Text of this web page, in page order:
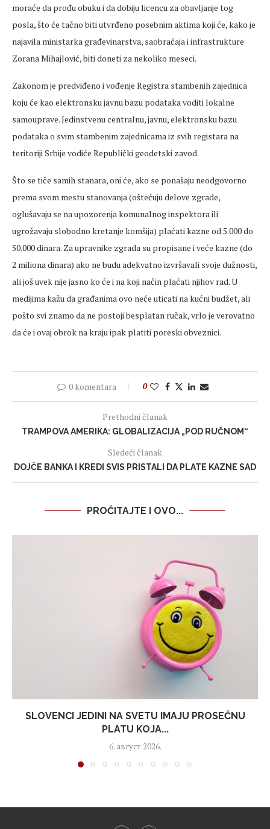
moraće da prođu obuku i da dobiju licencu za obavljanje tog
posla, što će tačno biti utvrđeno posebnim aktima koji će, kako je
najavila ministarka građevinarstva, saobraćaja i infrastrukture
Zorana Mihajlović, biti doneti za nekoliko meseci.
Zakonom je predviđeno i vođenje Registra stambenih zajednica
koju će kao elektronsku javnu bazu podataka voditi lokalne
samouprave. Jedinstvenu centralnu, javnu, elektronsku bazu
podataka o svim stambenim zajednicama iz svih registara na
teritoriji Srbije vodiće Republički geodetski zavod.
Što se tiče samih stanara, oni će, ako se ponašaju neodgovorno
prema svom mestu stanovanja (oštećuju delove zgrade,
oglušavaju se na upozorenja komunalnog inspektora ili
ugrožavaju slobodno kretanje komšija) plaćati kazne od 5.000 do
50.000 dinara. Za upravnike zgrada su propisane i veće kazne (do
2 miliona dinara) ako ne budu adekvatno izvršavali svoje dužnosti,
ali još uvek nije jasno ko će i na koji način plaćati njihov rad. U
medijima kažu da građanima ovo neće uticati na kućni budžet, ali
pošto svi znamo da ne postoji besplatan ručak, vrlo je verovatno
da će i ovaj obrok na kraju ipak platiti poreski obveznici.
0 komentara 0
Prethodni članak
TRAMPOVA AMERIKA: GLOBALIZACIJA „POD RUČNOM“
Sledeći članak
DOJČE BANKA I KREDI SVIS PRISTALI DA PLATE KAZNE SAD
PROČITAJTE I OVO...
SLOVENCI JEDINI NA SVETU IMAJU PROSEČNU
PLATU KOJA...
6. август 2026.